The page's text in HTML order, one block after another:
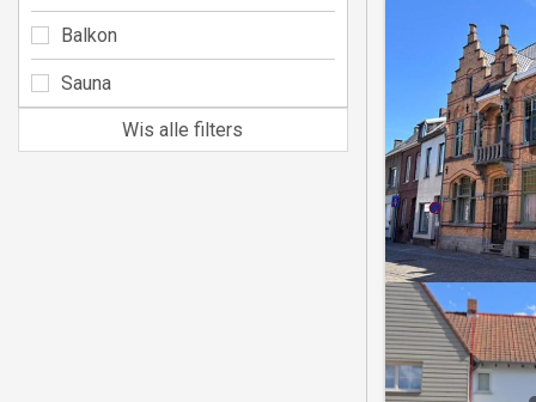
Balkon
Sauna
Wis alle filters